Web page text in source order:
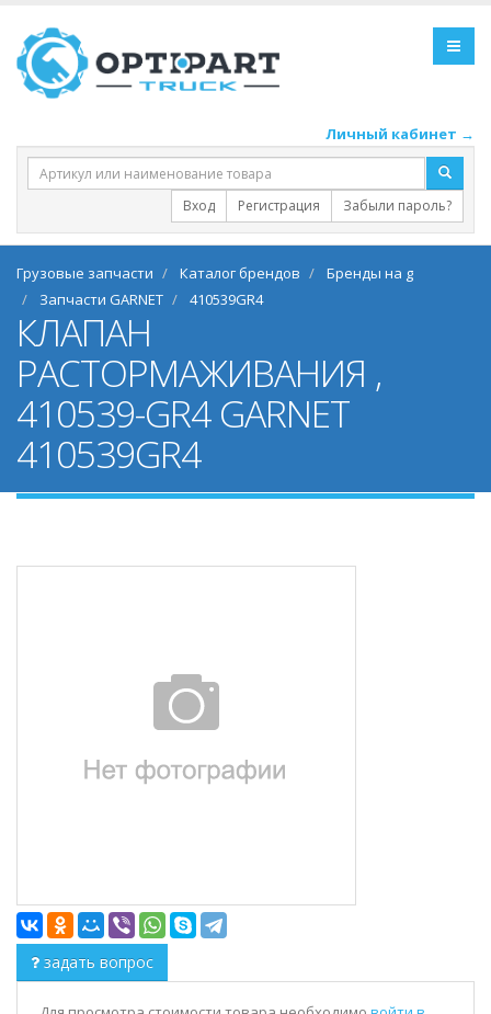
Личный кабинет →
Вход Регистрация Забыли пароль?
Грузовые запчасти Каталог брендов
Бренды на g
Запчасти GARNET
410539GR4
КЛАПАН
РАСТОРМАЖИВАНИЯ ,
410539-GR4 GARNET
410539GR4
задать вопрос